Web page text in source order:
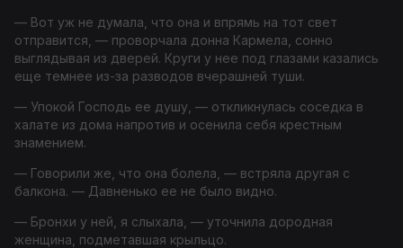
— Вот уж не думала, что она и впрямь на тот свет
отправится, — проворчала донна Кармела, сонно
выглядывая из дверей. Круги у нее под глазами казались
еще темнее из-за разводов вчерашней туши.
— Упокой Господь ее душу, — откликнулась соседка в
халате из дома напротив и осенила себя крестным
знамением.
— Говорили же, что она болела, — встряла другая с
балкона. — Давненько ее не было видно.
— Бронхи у ней, я слыхала, — уточнила дородная
женщина, подметавшая крыльцо.